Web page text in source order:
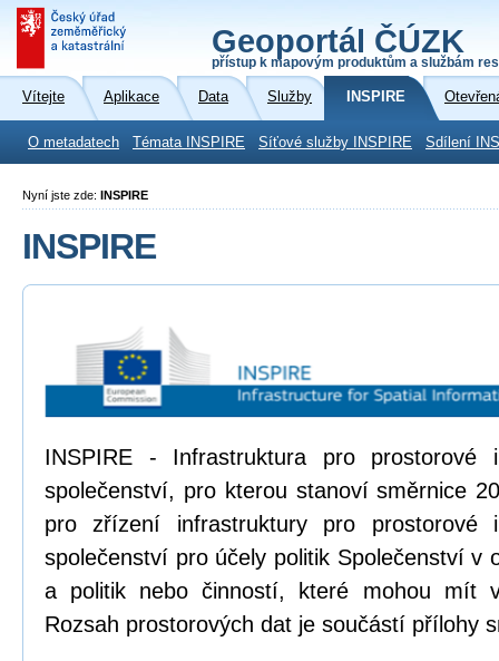
Geoportál ČÚZK
přístup k mapovým produktům a službám
Vítejte Aplikace Data Služby INSPIRE
O metadatech Témata INSPIRE Síťové služby INSPIRE Sdílení
Nyní jste zde: INSPIRE
INSPIRE
INSPIRE - Infrastruktura pro prostorové
společenství, pro kterou stanoví směrnice
pro zřízení infrastruktury pro prostorové
společenství pro účely politik Společenství v
a politik nebo činností, které mohou mít
Rozsah prostorových dat je součástí přílohy